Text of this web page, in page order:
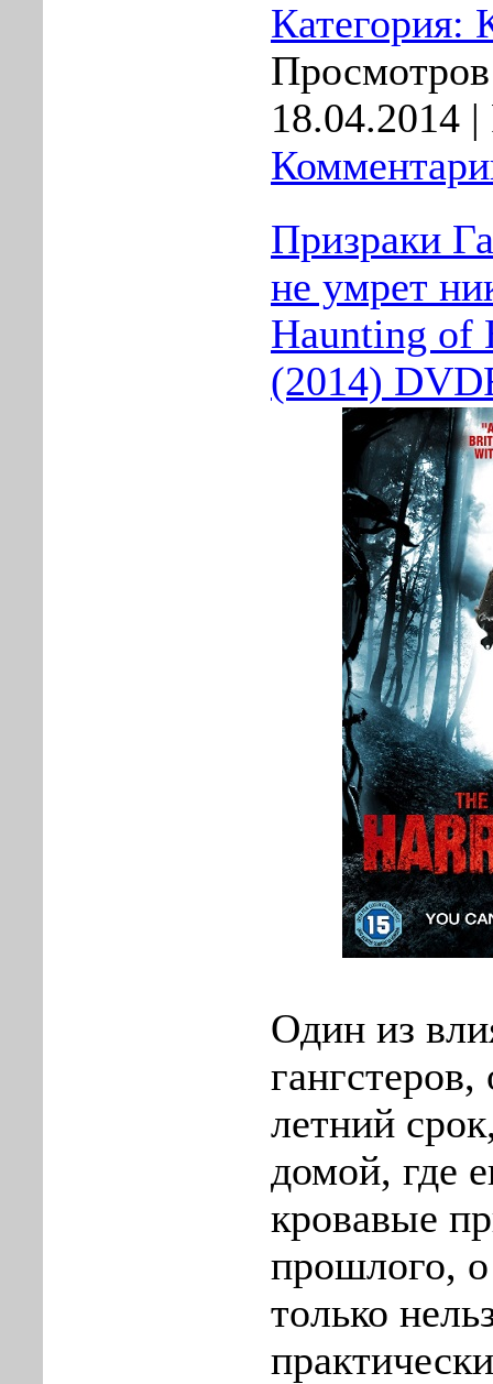
Категория:
18.04.2014 |
Призраки
не умрет
Haunting of
(2014)
Один из
летний
домой, где
кровавые
прошлого,
только